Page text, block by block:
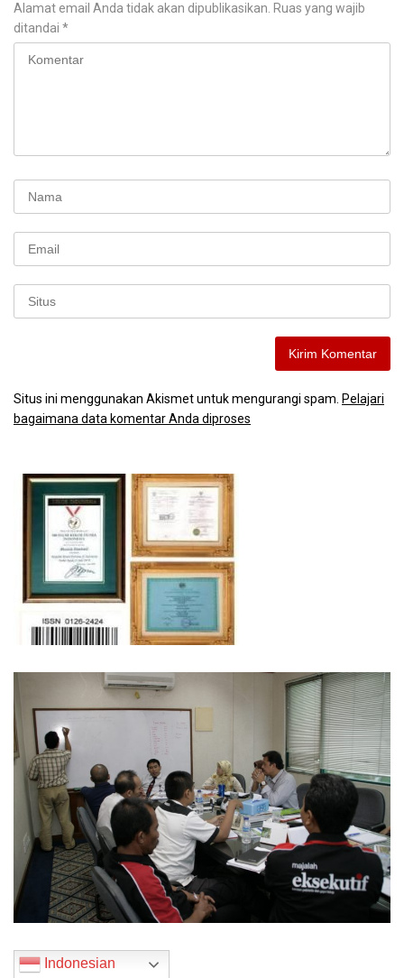
Alamat email Anda tidak akan dipublikasikan. Ruas yang wajib
ditandai *
Situs ini menggunakan Akismet untuk mengurangi spam. Pelajari
bagaimana data komentar Anda diproses
Indonesian